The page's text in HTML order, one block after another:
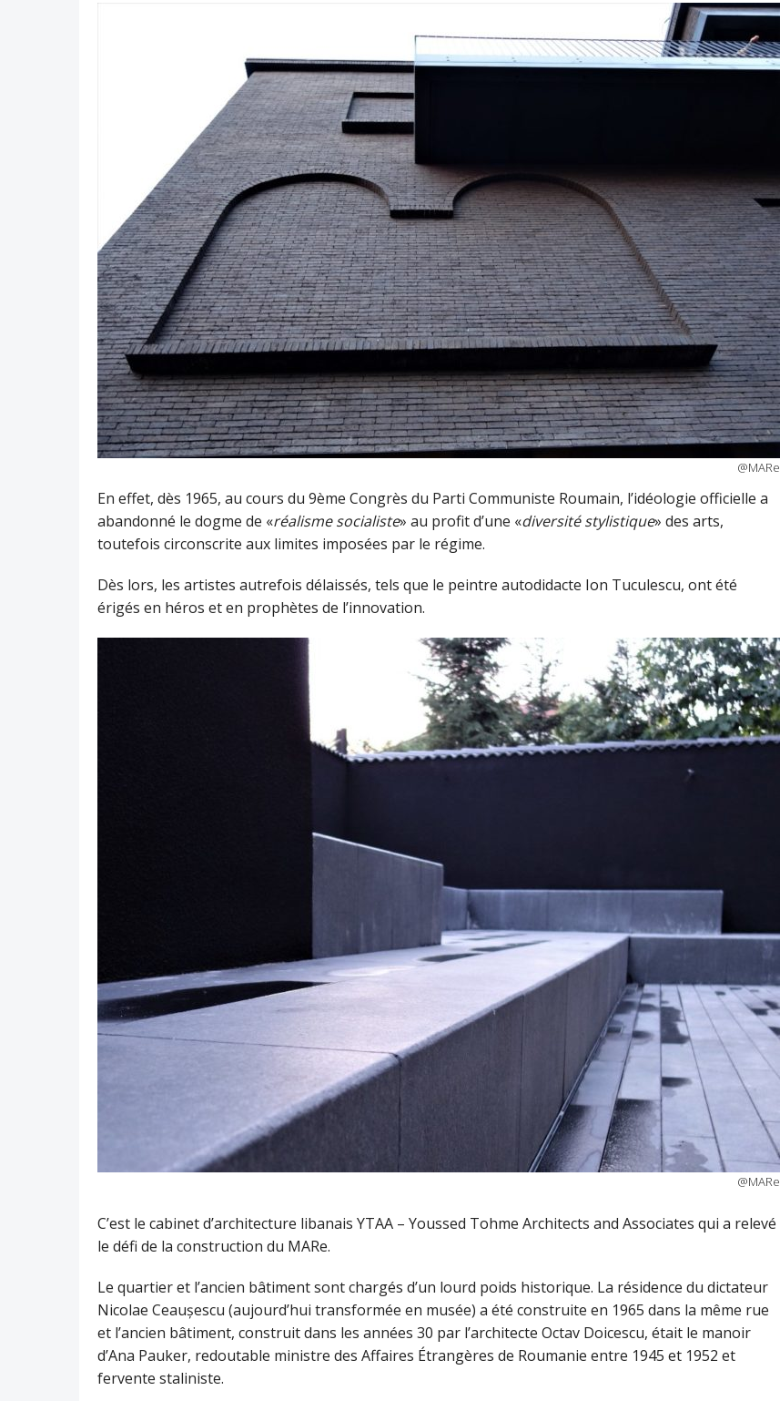
@MARe
En effet, dès 1965, au cours du 9ème Congrès du Parti Communiste Roumain, l’idéologie officielle a
abandonné le dogme de «réalisme socialiste» au profit d’une «diversité stylistique» des arts,
toutefois circonscrite aux limites imposées par le régime.
Dès lors, les artistes autrefois délaissés, tels que le peintre autodidacte Ion Tuculescu, ont été
érigés en héros et en prophètes de l’innovation.
@MARe
C’est le cabinet d’architecture libanais YTAA – Youssed Tohme Architects and Associates qui a relevé
le défi de la construction du MARe.
Le quartier et l’ancien bâtiment sont chargés d’un lourd poids historique. La résidence du dictateur
Nicolae Ceaușescu (aujourd’hui transformée en musée) a été construite en 1965 dans la même rue
et l’ancien bâtiment, construit dans les années 30 par l’architecte Octav Doicescu, était le manoir
d’Ana Pauker, redoutable ministre des Affaires Étrangères de Roumanie entre 1945 et 1952 et
fervente staliniste.